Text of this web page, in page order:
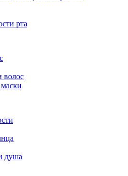
рта
волос
душа